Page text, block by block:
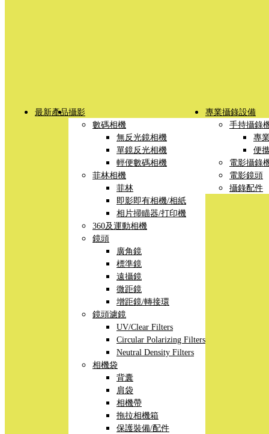
最新產品攝影
數碼相機
無反光鏡相機
單鏡反光相機
輕便數碼相機
菲林相機
菲林
即影即有相機/相紙
相片掃瞄器/打印機
360及運動相機
鏡頭
廣角鏡
標準鏡
遠攝鏡
微距鏡
增距鏡/轉接環
鏡頭濾鏡
UV/Clear Filters
Circular Polarizing Filters
Neutral Density Filters
相機袋
背囊
肩袋
相機帶
拖拉相機箱
保護裝備/配件
專業攝錄設備
手持攝錄
專
便
電影攝錄
電影鏡頭
攝錄配件